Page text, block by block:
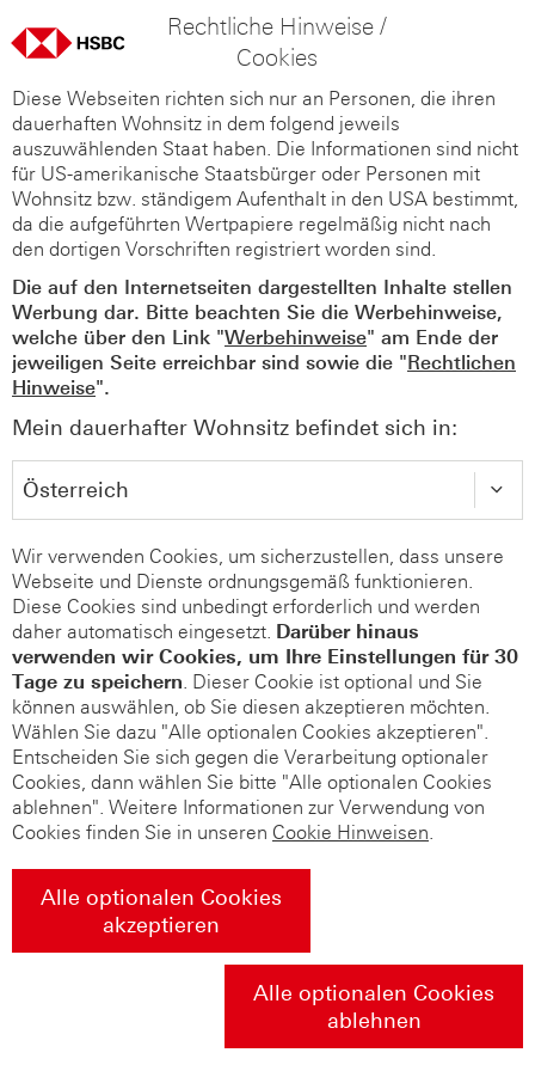
Rechtliche Hinweise /
Cookies
Diese Webseiten richten sich nur an Personen, die ihren
dauerhaften Wohnsitz in dem folgend jeweils
auszuwählenden Staat haben. Die Informationen sind nicht
für US-amerikanische Staatsbürger oder Personen mit
Wohnsitz bzw. ständigem Aufenthalt in den USA bestimmt,
da die aufgeführten Wertpapiere regelmäßig nicht nach
den dortigen Vorschriften registriert worden sind.
Die auf den Internetseiten dargestellten Inhalte stellen
Werbung dar. Bitte beachten Sie die Werbehinweise,
welche über den Link "Werbehinweise" am Ende der
jeweiligen Seite erreichbar sind sowie die "Rechtlichen
Hinweise".
Mein dauerhafter Wohnsitz befindet sich in:
Wir verwenden Cookies, um sicherzustellen, dass unsere
Webseite und Dienste ordnungsgemäß funktionieren.
Diese Cookies sind unbedingt erforderlich und werden
daher automatisch eingesetzt. Darüber hinaus
verwenden wir Cookies, um Ihre Einstellungen für 30
Tage zu speichern. Dieser Cookie ist optional und Sie
können auswählen, ob Sie diesen akzeptieren möchten.
Wählen Sie dazu "Alle optionalen Cookies akzeptieren".
Entscheiden Sie sich gegen die Verarbeitung optionaler
Cookies, dann wählen Sie bitte "Alle optionalen Cookies
ablehnen". Weitere Informationen zur Verwendung von
Cookies finden Sie in unseren Cookie Hinweisen.
Alle optionalen Cookies
akzeptieren
Alle optionalen Cookies
ablehnen